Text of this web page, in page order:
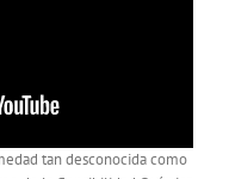
tan desconocida como